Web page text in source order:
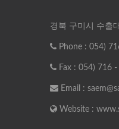
경북 구미시 수출
Phone : 054)
Fax : 054) 716 -
Email :
Website :